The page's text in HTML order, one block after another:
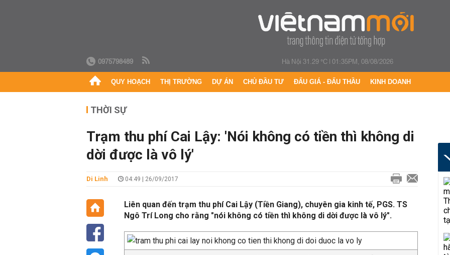
0975798489 Hà Nội 31.29 °C|01:35PM, 08/08/2026
QUY HOẠCH THỊ TRƯỜNG DỰ ÁN CHỦ ĐẦU TƯ ĐẤU GIÁ - ĐẤU THẦU KINH DOANH
THỜI SỰ
Trạm thu phí Cai Lậy: 'Nói không có tiền thì không di
dời được là vô lý'
Di Linh 04:49 | 26/09/2017
Liên quan đến trạm thu phí Cai Lậy (Tiền Giang), chuyên gia kinh tế, PGS. TS
Ngô Trí Long cho rằng "nói không có tiền thì không di dời được là vô lý".